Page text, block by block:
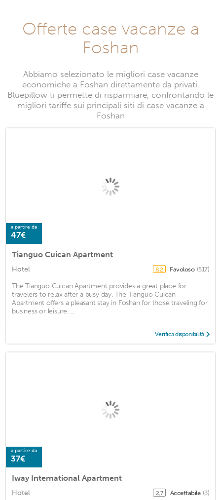
Offerte case vacanze a
Foshan
Abbiamo selezionato le migliori case vacanze
economiche a Foshan direttamente da privati.
Bluepillow ti permette di risparmiare, confrontando le
migliori tariffe sui principali siti di case vacanze a
Foshan
a partire da
47€
Tianguo Cuican Apartment
Hotel 8,2 Favoloso (517)
The Tianguo Cuican Apartment provides a great place for
travelers to relax after a busy day. The Tianguo Cuican
Apartment offers a pleasant stay in Foshan for those traveling for
business or leisure. ...
Verifica disponibilità
a partire da
37€
Iway International Apartment
Hotel 2,7 Accettabile (3)